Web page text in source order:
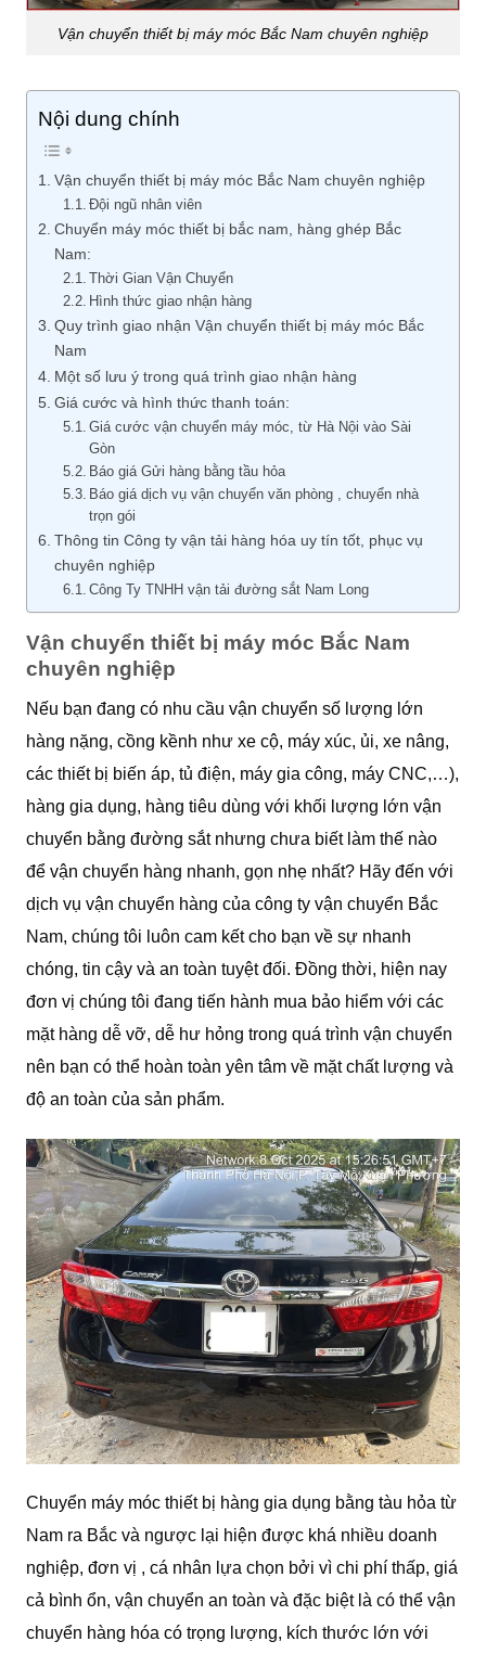
Vận chuyển thiết bị máy móc Bắc Nam chuyên nghiệp
Nội dung chính
Vận chuyển thiết bị máy móc Bắc Nam chuyên nghiệp
Đội ngũ nhân viên
Chuyển máy móc thiết bị bắc nam, hàng ghép Bắc
Nam:
Thời Gian Vận Chuyển
Hình thức giao nhận hàng
Quy trình giao nhận Vận chuyển thiết bị máy móc Bắc
Nam
Một số lưu ý trong quá trình giao nhận hàng
Giá cước và hình thức thanh toán:
Giá cước vận chuyển máy móc, từ Hà Nội vào Sài
Gòn
Báo giá Gửi hàng bằng tầu hỏa
Báo giá dịch vụ vận chuyển văn phòng , chuyển nhà
trọn gói
Thông tin Công ty vận tải hàng hóa uy tín tốt, phục vụ
chuyên nghiệp
Công Ty TNHH vận tải đường sắt Nam Long
Vận chuyển thiết bị máy móc Bắc Nam
chuyên nghiệp
Nếu bạn đang có nhu cầu vận chuyển số lượng lớn
hàng nặng, cồng kềnh như xe cộ, máy xúc, ủi, xe nâng,
các thiết bị biến áp, tủ điện, máy gia công, máy CNC,…),
hàng gia dụng, hàng tiêu dùng với khối lượng lớn vận
chuyển bằng đường sắt nhưng chưa biết làm thế nào
để vận chuyển hàng nhanh, gọn nhẹ nhất? Hãy đến với
dịch vụ vận chuyển hàng của công ty vận chuyển Bắc
Nam, chúng tôi luôn cam kết cho bạn về sự nhanh
chóng, tin cậy và an toàn tuyệt đối. Đồng thời, hiện nay
đơn vị chúng tôi đang tiến hành mua bảo hiểm với các
mặt hàng dễ vỡ, dễ hư hỏng trong quá trình vận chuyển
nên bạn có thể hoàn toàn yên tâm về mặt chất lượng và
độ an toàn của sản phẩm.
Chuyển máy móc thiết bị hàng gia dụng bằng tàu hỏa từ
Nam ra Bắc và ngược lại hiện được khá nhiều doanh
nghiệp, đơn vị , cá nhân lựa chọn bởi vì chi phí thấp, giá
cả bình ổn, vận chuyển an toàn và đặc biệt là có thể vận
chuyển hàng hóa có trọng lượng, kích thước lớn với